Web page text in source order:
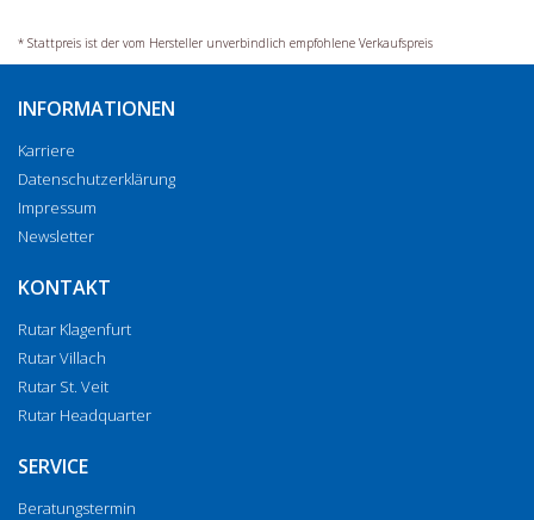
* Stattpreis ist der vom Hersteller unverbindlich empfohlene Verkaufspreis
INFORMATIONEN
Karriere
Datenschutzerklärung
Impressum
Newsletter
KONTAKT
Rutar Klagenfurt
Rutar Villach
Rutar St. Veit
Rutar Headquarter
SERVICE
Beratungstermin